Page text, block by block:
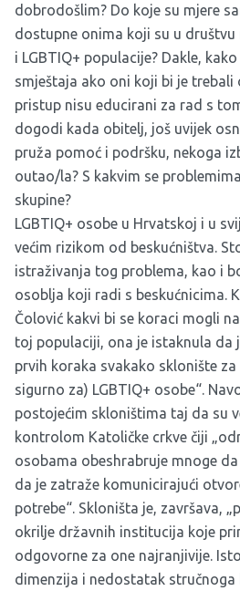
dobrodošlim? Do koje su mjere
dostupne onima koji su u
i LGBTIQ+ populacije? Dakle,
smještaja ako oni koji bi je
pristup nisu educirani za rad s
dogodi kada obitelj, još uvijek
pruža pomoć i podršku, nekoga
outao/la? S kakvim se
skupine?
LGBTIQ+ osobe u Hrvatskoj i u
većim rizikom od beskućništva.
istraživanja tog problema, kao i
osoblja koji radi s beskućnicima.
Čolović kakvi bi se koraci mogli
toj populaciji, ona je istaknula da
prvih koraka svakako sklonište
sigurno za) LGBTIQ+ osobe“.
postojećim skloništima taj da su
kontrolom Katoličke crkve čiji
osobama obeshrabruje mnoge
da je zatraže komunicirajući
potrebe“. Skloništa je, završava,
okrilje državnih institucija koje
odgovorne za one najranjivije.
dimenzija i nedostatak